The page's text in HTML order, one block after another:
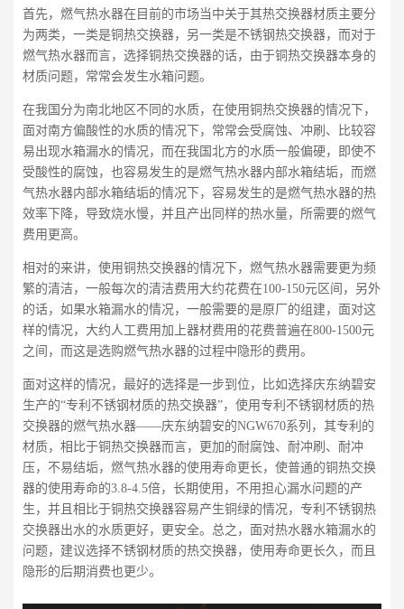
首先，燃气热水器在目前的市场当中关于其热交换器材质主要分
为两类，一类是铜热交换器，另一类是不锈钢热交换器，而对于
燃气热水器而言，选择铜热交换器的话，由于铜热交换器本身的
材质问题，常常会发生水箱问题。
在我国分为南北地区不同的水质，在使用铜热交换器的情况下，
面对南方偏酸性的水质的情况下，常常会受腐蚀、冲刷、比较容
易出现水箱漏水的情况，而在我国北方的水质一般偏硬，即使不
受酸性的腐蚀，也容易发生的是燃气热水器内部水箱结垢，而燃
气热水器内部水箱结垢的情况下，容易发生的是燃气热水器的热
效率下降，导致烧水慢，并且产出同样的热水量，所需要的燃气
费用更高。
相对的来讲，使用铜热交换器的情况下，燃气热水器需要更为频
繁的清洁，一般每次的清洁费用大约花费在100-150元区间，另外
的话，如果水箱漏水的情况，一般需要的是原厂的组建，面对这
样的情况，大约人工费用加上器材费用的花费普遍在800-1500元
之间，而这是选购燃气热水器的过程中隐形的费用。
面对这样的情况，最好的选择是一步到位，比如选择庆东纳碧安
生产的“专利不锈钢材质的热交换器”，使用专利不锈钢材质的热
交换器的燃气热水器——庆东纳碧安的NGW670系列，其专利的
材质，相比于铜热交换器而言，更加的耐腐蚀、耐冲刷、耐冲
压，不易结垢，燃气热水器的使用寿命更长，使普通的铜热交换
器的使用寿命的3.8-4.5倍，长期使用，不用担心漏水问题的产
生，并且相比于铜热交换器容易产生铜绿的情况，专利不锈钢热
交换器出水的水质更好，更安全。总之，面对热水器水箱漏水的
问题，建议选择不锈钢材质的热交换器，使用寿命更长久，而且
隐形的后期消费也更少。